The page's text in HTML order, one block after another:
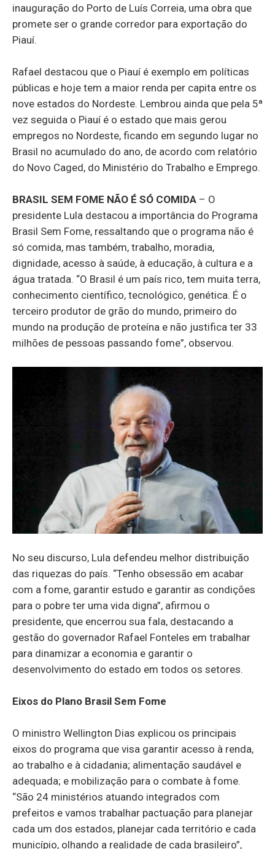
inauguração do Porto de Luís Correia, uma obra que
promete ser o grande corredor para exportação do
Piauí.
Rafael destacou que o Piauí é exemplo em políticas
públicas e hoje tem a maior renda per capita entre os
nove estados do Nordeste. Lembrou ainda que pela 5ª
vez seguida o Piauí é o estado que mais gerou
empregos no Nordeste, ficando em segundo lugar no
Brasil no acumulado do ano, de acordo com relatório
do Novo Caged, do Ministério do Trabalho e Emprego.
BRASIL SEM FOME NÃO É SÓ COMIDA – O
presidente Lula destacou a importância do Programa
Brasil Sem Fome, ressaltando que o programa não é
só comida, mas também, trabalho, moradia,
dignidade, acesso à saúde, à educação, à cultura e a
água tratada. “O Brasil é um país rico, tem muita terra,
conhecimento científico, tecnológico, genética. É o
terceiro produtor de grão do mundo, primeiro do
mundo na produção de proteína e não justifica ter 33
milhões de pessoas passando fome”, observou.
No seu discurso, Lula defendeu melhor distribuição
das riquezas do país. “Tenho obsessão em acabar
com a fome, garantir estudo e garantir as condições
para o pobre ter uma vida digna”, afirmou o
presidente, que encerrou sua fala, destacando a
gestão do governador Rafael Fonteles em trabalhar
para dinamizar a economia e garantir o
desenvolvimento do estado em todos os setores.
Eixos do Plano Brasil Sem Fome
O ministro Wellington Dias explicou os principais
eixos do programa que visa garantir acesso à renda,
ao trabalho e à cidadania; alimentação saudável e
adequada; e mobilização para o combate à fome.
“São 24 ministérios atuando integrados com
prefeitos e vamos trabalhar pactuação para planejar
cada um dos estados, planejar cada território e cada
município, olhando a realidade de cada brasileiro”,